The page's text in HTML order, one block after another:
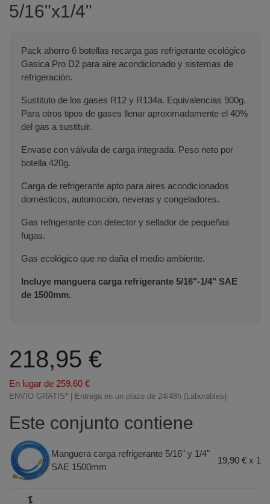
5/16"x1/4"
Pack ahorro 6 botellas recarga gas refrigerante ecológico
Gasica Pro D2 para aire acondicionado y sistemas de
refrigeración.
Sustituto de los gases R12 y R134a. Equivalencias 900g.
Para otros tipos de gases llenar aproximadamente el 40%
del gas a sustituir.
Envase con válvula de carga integrada. Peso neto por
botella 420g.
Carga de refrigerante apto para aires acondicionados
domésticos, automoción, neveras y congeladores.
Gas refrigerante con detector y sellador de pequeñas
fugas.
Gas ecológico que no daña el medio ambiente.
Incluye manguera carga refrigerante 5/16"-1/4" SAE
de 1500mm.
218,95 €
En lugar de 259,60 €
ENVÍO GRATIS* | Entrega en un plazo de 24/48h (Laborables)
Este conjunto contiene
Manguera carga refrigerante 5/16" y 1/4"
SAE 1500mm
19,90 € x 1
Terminal de consulta ○ Motor activo -Pack 6
botellas gas refrigerante GASICA PRO D2 - R12